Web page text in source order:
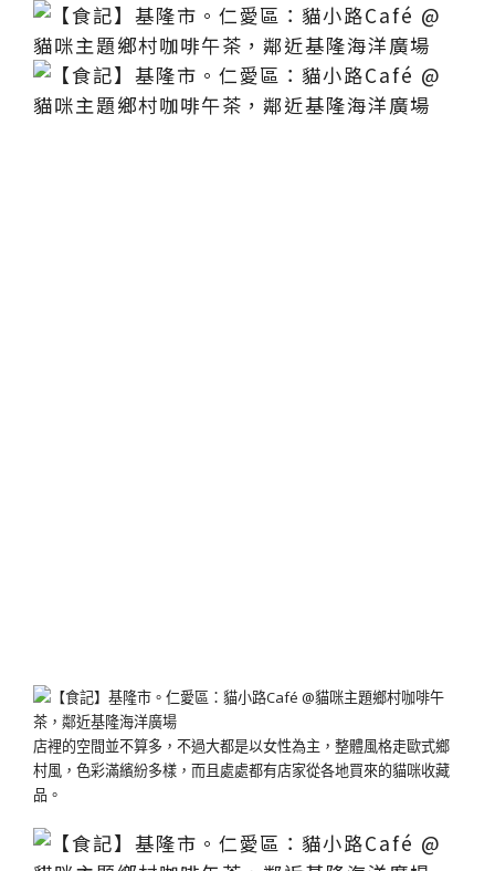
店裡的空間並不算多，不過大都是以女性為主，整體風格走歐式鄉
村風，色彩滿繽紛多樣，而且處處都有店家從各地買來的貓咪收藏
品。